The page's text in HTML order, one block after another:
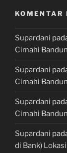
KOMENTAR
Supardani
Cimahi
Supardani
Cimahi
Supardani
Cimahi
Supardani
di Bank)